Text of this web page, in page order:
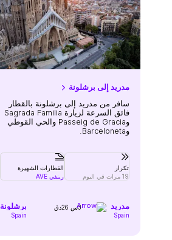
مدريد إلى برشلونة
سافر من مدريد إلى برشلونة بالقطار
فائق السرعة لزيارة Sagrada Familia
وPasseig de Gracia والحي القوطي
وBarceloneta.
تكرار
19 مرات في اليوم
القطارات الشهيرة
رينفي AVE
مدريد
Spain
3س 26دق برشلونة
Spain